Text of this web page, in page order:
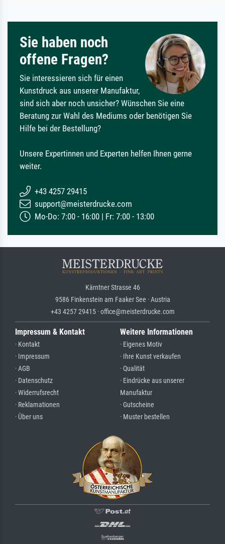
Sie haben noch
offene Fragen?
Sie interessieren sich für einen
Kunstdruck aus unserer Manufaktur,
sind sich aber noch unsicher? Wünschen Sie eine
Beratung zur Wahl des Mediums oder benötigen Sie
Hilfe bei der Bestellung?
Unsere Expertinnen und Experten helfen Ihnen gerne
weiter.
+43 4257 29415
support@meisterdrucke.com
Mo-Do: 7:00 - 16:00 | Fr: 7:00 - 13:00
Kärntner Strasse 46
9586 Finkenstein am Faaker See · Austria
+43 4257 29415 · office@meisterdrucke.com
Impressum & Kontakt
· Kontakt
· Impressum
· AGB
· Datenschutz
· Widerrufsrecht
· Reklamationen
· Über uns
Weitere Informationen
· Eigenes Motiv
· Ihre Kunst verkaufen
· Qualität
· Eindrücke aus unserer
Manufaktur
· Gutscheine
· Muster bestellen